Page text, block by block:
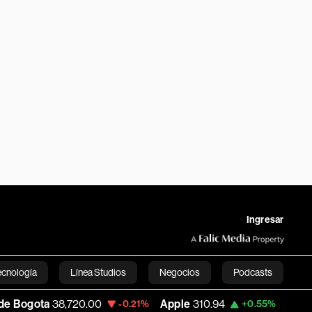
Ingresar
Línea Studios Negocios Podcasts
English-0.21% Apple 310.94 +0.55% USD COP 3,175.95